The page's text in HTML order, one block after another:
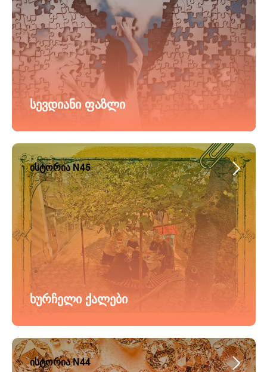
სევდიანი ფაზლი
ისტორია N45
ხურჩელი ქალები
ისტორია N44